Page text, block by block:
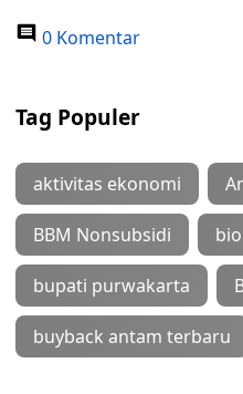
0 Komentar
Tag Populer
aktivitas ekonomi
BBM Nonsubsidi
bupati purwakarta
buyback antam terbaru